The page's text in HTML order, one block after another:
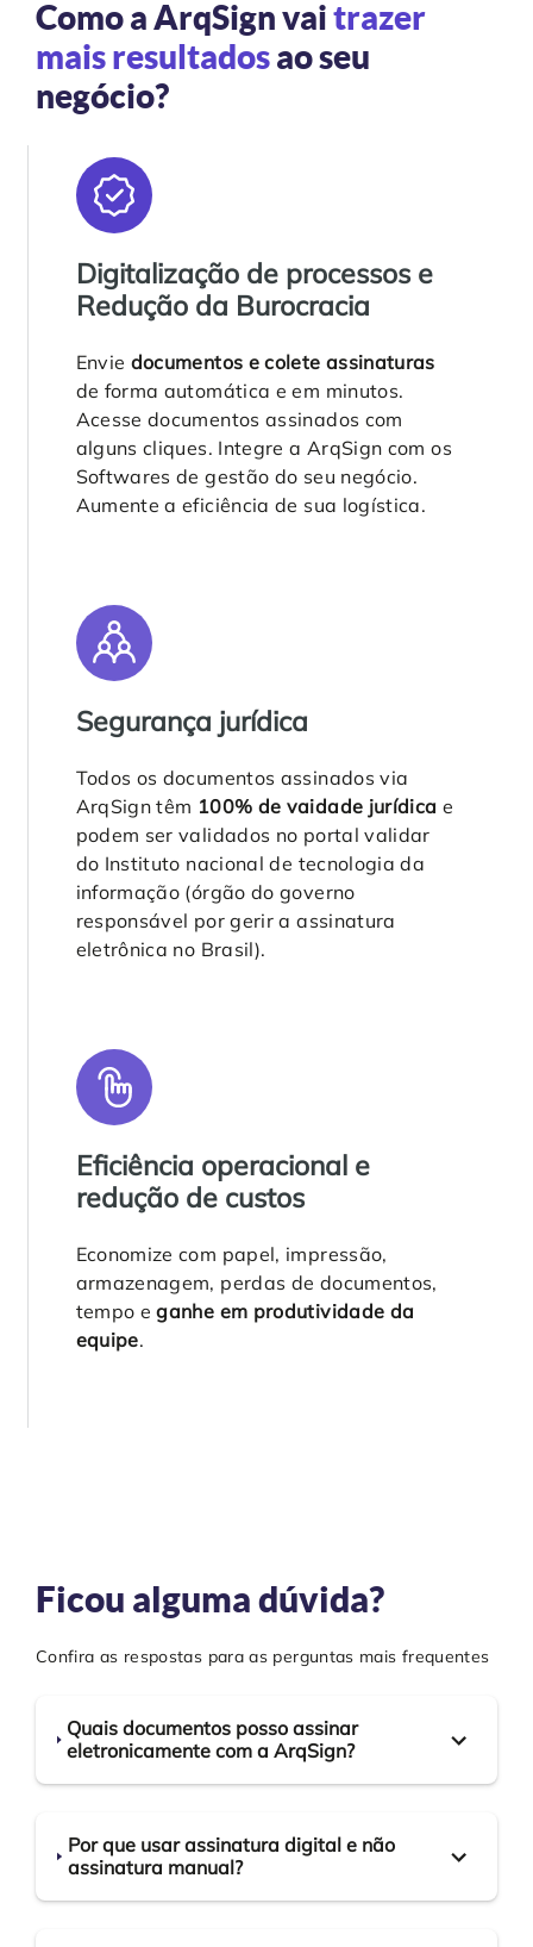
Como a ArqSign vaitrazer
mais resultadosao seu
negócio?
Digitalização de processos e
Redução da Burocracia
Envie documentos e colete assinaturas
de forma automática e em minutos.
Acesse documentos assinados com
alguns cliques. Integre a ArqSign com os
Softwares de gestão do seu negócio.
Aumente a eficiência de sua logística.
Segurança jurídica
Todos os documentos assinados via
ArqSign têm 100% de vaidade jurídica e
podem ser validados no portal validar
do Instituto nacional de tecnologia da
informação (órgão do governo
responsável por gerir a assinatura
eletrônica no Brasil).
Eficiência operacional e
redução de custos
Economize com papel, impressão,
armazenagem, perdas de documentos,
tempo eganhe em produtividade da
equipe.
Ficou alguma dúvida?
Confira as respostas para as perguntas mais frequentes
Quais documentos posso assinar
eletronicamente com a ArqSign?
Por que usar assinatura digital e não
assinatura manual?